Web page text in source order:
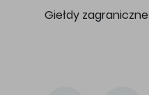
Giełdy